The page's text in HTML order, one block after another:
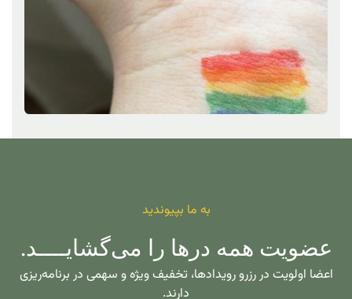
به ما بپیوندید
عضویت همه درها را می‌گشایــــد.
اعضا اولویت در رزرو رویدادها، تخفیف ویژه و سهمی در برنامه‌ریزی
دارند.